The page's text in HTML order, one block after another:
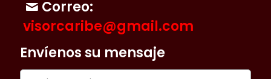
Correo:
visorcaribe@gmail.com
Envíenos su mensaje